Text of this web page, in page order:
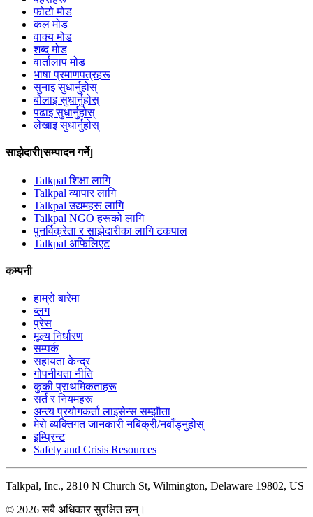
फोटो मोड
कल मोड
वाक्य मोड
शब्द मोड
वार्तालाप मोड
भाषा प्रमाणपत्रहरू
सुनाइ सुधार्नुहोस्
बोलाइ सुधार्नुहोस्
पढाइ सुधार्नुहोस्
लेखाइ सुधार्नुहोस्
साझेदारी[सम्पादन गर्ने]
Talkpal शिक्षा लागि
Talkpal व्यापार लागि
Talkpal उद्यमहरू लागि
Talkpal NGO हरूको लागि
पुनर्विक्रेता र साझेदारीका लागि टकपाल
Talkpal अफिलिएट
कम्पनी
हाम्रो बारेमा
ब्लग
प्रेस
मूल्य निर्धारण
सम्पर्क
सहायता केन्द्र
गोपनीयता नीति
कुकी प्राथमिकताहरू
सर्त र नियमहरू
अन्त्य प्रयोगकर्ता लाइसेन्स सम्झौता
मेरो व्यक्तिगत जानकारी नबिक्री/नबाँड्नुहोस्
इम्प्रिन्ट
Safety and Crisis Resources
Talkpal, Inc., 2810 N Church St, Wilmington, Delaware 19802, US
© 2026 सबै अधिकार सुरक्षित छन्।